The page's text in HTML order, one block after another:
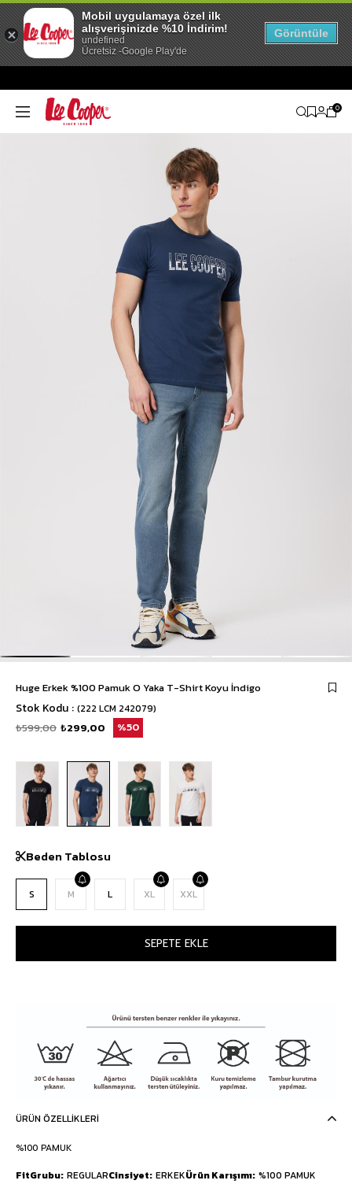
0
Huge Erkek %100 Pamuk O Yaka T-Shirt Koyu İndigo
Stok Kodu (222 LCM 242079)
₺599,00 ₺299,00 50
Beden Tablosu
S M L XL XXL
ÜRÜN ÖZELLIKLERI
%100 PAMUK
FitGrubu REGULARCinsiyet ERKEKÜrün Karışımı %100 PAMUK
Mobil uygulamaya özel ilk
alışverişinizde %10 İndirim!
undefined
Ücretsiz -Google Play'de
Görüntüle